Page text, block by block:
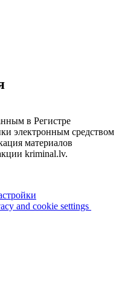
в Регистре
электронным средством
материалов
kriminal.lv.
and cookie settings